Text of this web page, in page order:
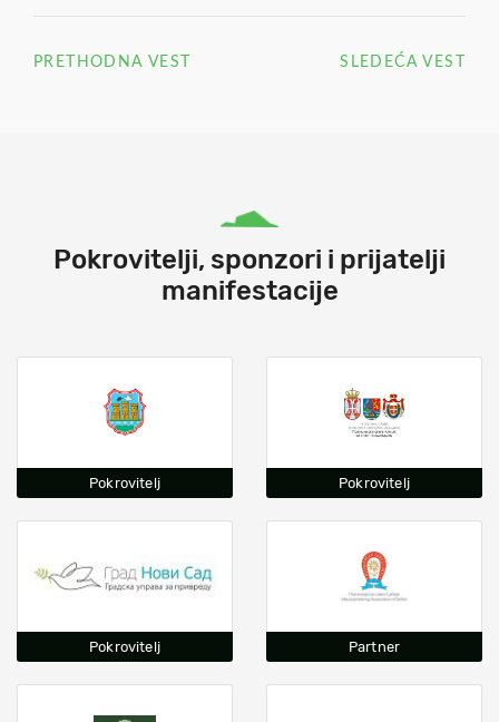
PRETHODNA VEST SLEDEĆA VEST
Pokrovitelji, sponzori i prijatelji
manifestacije
Pokrovitelj Pokrovitelj
Pokrovitelj Partner